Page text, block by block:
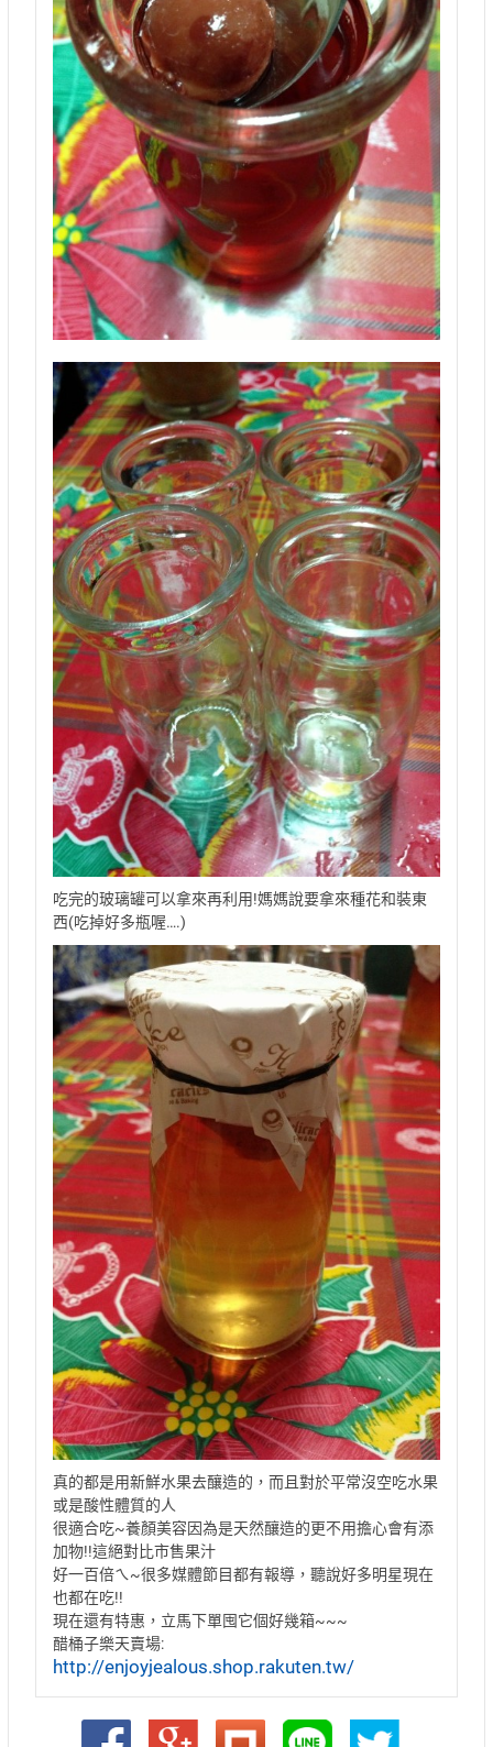
吃完的玻璃罐可以拿來再利用!媽媽說要拿來種花和裝東
西(吃掉好多瓶喔….)
真的都是用新鮮水果去釀造的，而且對於平常沒空吃水果
或是酸性體質的人
很適合吃~養顏美容因為是天然釀造的更不用擔心會有添
加物!!這絕對比市售果汁
好一百倍ㄟ~很多媒體節目都有報導，聽說好多明星現在
也都在吃!!
現在還有特惠，立馬下單囤它個好幾箱~~~
醋桶子樂天賣場:
http://enjoyjealous.shop.rakuten.tw/